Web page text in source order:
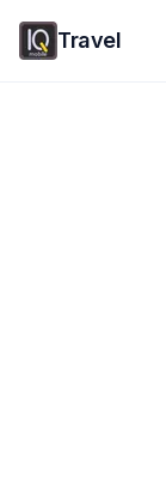
Travel